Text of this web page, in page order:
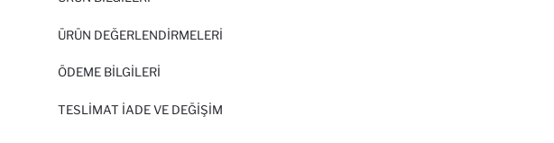
ÜRÜN DEĞERLENDİRMELERİ
ÖDEME BİLGİLERİ
TESLIMAT İADE VE DEĞIŞIM